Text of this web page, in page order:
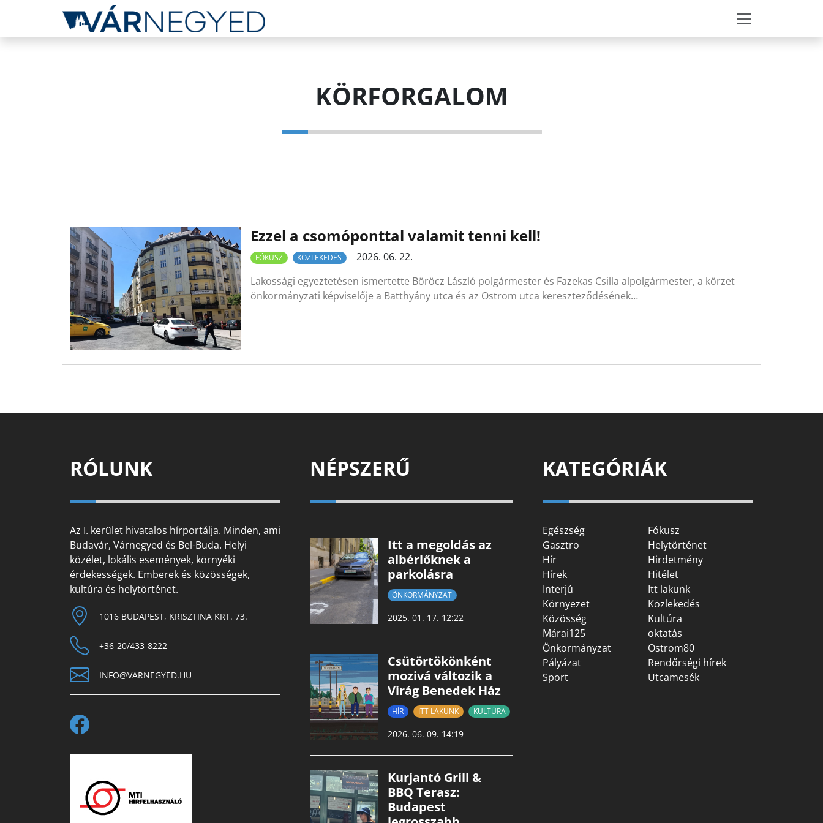
KÖRFORGALOM
Ezzel a csomóponttal valamit tenni kell!
FÓKUSZ KÖZLEKEDÉS
2026. 06. 22.
Lakossági egyeztetésen ismertette Böröcz László polgármester és Fazekas Csilla alpolgármester, a körzet
önkormányzati képviselője a Batthyány utca és az Ostrom utca kereszteződésének…
RÓLUNK
Az I. kerület hivatalos hírportálja. Minden, ami
Budavár, Várnegyed és Bel-Buda. Helyi
közélet, lokális események, környéki
érdekességek. Emberek és közösségek,
kultúra és helytörténet.
1016 BUDAPEST, KRISZTINA KRT. 73.
+36-20/433-8222
INFO@VARNEGYED.HU
NÉPSZERŰ
Itt a megoldás az
albérlőknek a
parkolásra
ÖNKORMÁNYZAT
2025. 01. 17. 12:22
Csütörtökönként
mozivá változik a
Virág Benedek Ház
HÍR ITT LAKUNK KULTÚRA
2026. 06. 09. 14:19
Kurjantó Grill &
BBQ Terasz:
Budapest
KATEGÓRIÁK
Egészség
Fókusz
Gasztro
Helytörténet
Hír
Hirdetmény
Hírek
Hitélet
Interjú
Itt lakunk
Környezet
Közlekedés
Közösség
Kultúra
Márai125
oktatás
Önkormányzat
Ostrom80
Pályázat
Rendőrségi hírek
Sport
Utcamesék